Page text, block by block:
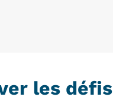
les défis